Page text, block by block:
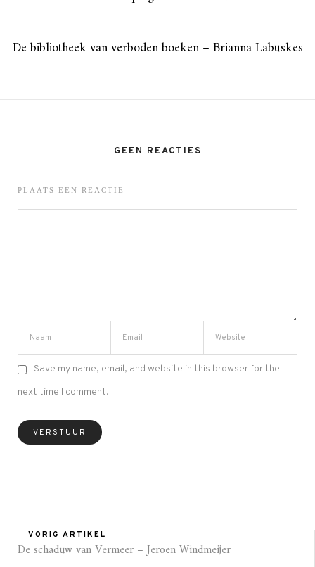
De bibliotheek van verboden boeken – Brianna Labuskes
GEEN REACTIES
PLAATS EEN REACTIE
Save my name, email, and website in this browser for the
next time I comment.
VORIG ARTIKEL
De schaduw van Vermeer – Jeroen Windmeijer